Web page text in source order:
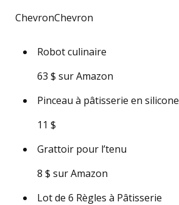
ChevronChevron
Robot culinaire
63 $ sur Amazon
Pinceau à pâtisserie en silicone
11 $
Grattoir pour l’tenu
8 $ sur Amazon
Lot de 6 Règles à Pâtisserie